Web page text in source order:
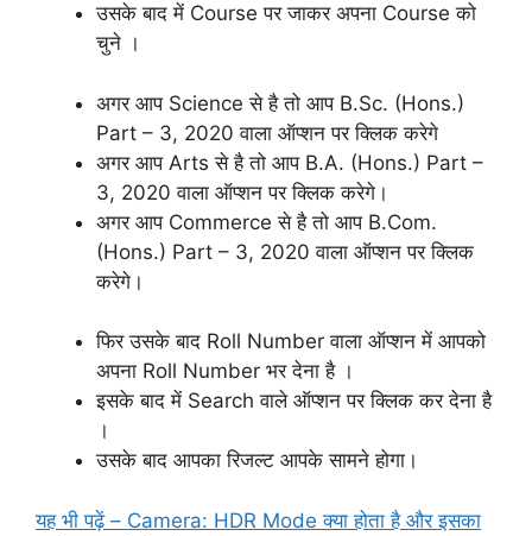
उसके बाद में Course पर जाकर अपना Course को
चुने ।
अगर आप Science से है तो आप B.Sc. (Hons.)
Part – 3, 2020 वाला ऑप्शन पर क्लिक करेगे
अगर आप Arts से है तो आप B.A. (Hons.) Part –
3, 2020 वाला ऑप्शन पर क्लिक करेगे।
अगर आप Commerce से है तो आप B.Com.
(Hons.) Part – 3, 2020 वाला ऑप्शन पर क्लिक
करेगे।
फिर उसके बाद Roll Number वाला ऑप्शन में आपको
अपना Roll Number भर देना है ।
इसके बाद में Search वाले ऑप्शन पर क्लिक कर देना है
।
उसके बाद आपका रिजल्ट आपके सामने होगा।
यह भी पढ़ें – Camera: HDR Mode क्या होता है और इसका